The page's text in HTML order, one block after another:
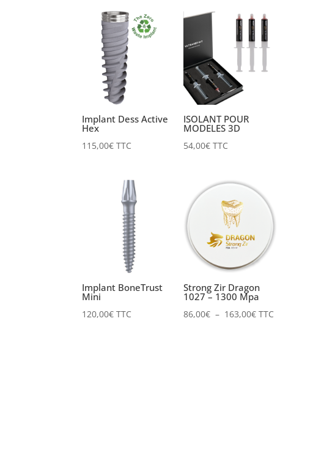
Implant Dess Active
Hex
115,00€ TTC
ISOLANT POUR
MODELES 3D
54,00€ TTC
Implant BoneTrust
Mini
120,00€ TTC
Strong Zir Dragon
1027 – 1300 Mpa
86,00€ – 163,00€Plage
TTC